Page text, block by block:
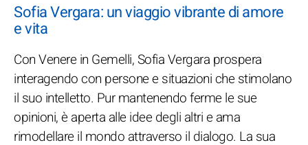
Sofia Vergara: un viaggio vibrante di amore
e vita
Con Venere in Gemelli, Sofia Vergara prospera
interagendo con persone e situazioni che stimolano
il suo intelletto. Pur mantenendo ferme le sue
opinioni, è aperta alle idee degli altri e ama
rimodellare il mondo attraverso il dialogo. La sua